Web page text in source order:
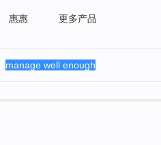
惠惠 更多产品